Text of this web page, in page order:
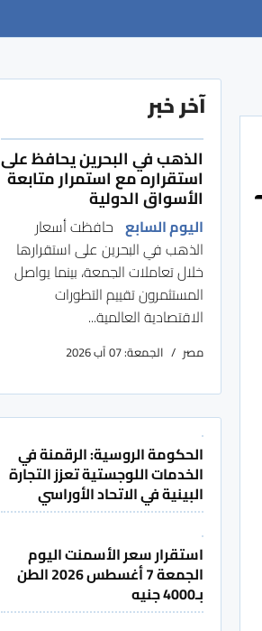
آخر خبر
الذهب في البحرين يحافظ على
استقراره مع استمرار متابعة
الأسواق الدولية
اليوم السابع حافظت أسعار
الذهب في البحرين على استقرارها
خلال تعاملات الجمعة، بينما يواصل
المستثمرون تقييم التطورات
الاقتصادية العالمية...
مصر الجمعة: 07 آب 2026
الحكومة الروسية: الرقمنة في
الخدمات اللوجستية تعزز التجارة
البينية في الاتحاد الأوراسي
استقرار سعر الأسمنت اليوم
الجمعة 7 أغسطس 2026 الطن
بـ4000 جنيه